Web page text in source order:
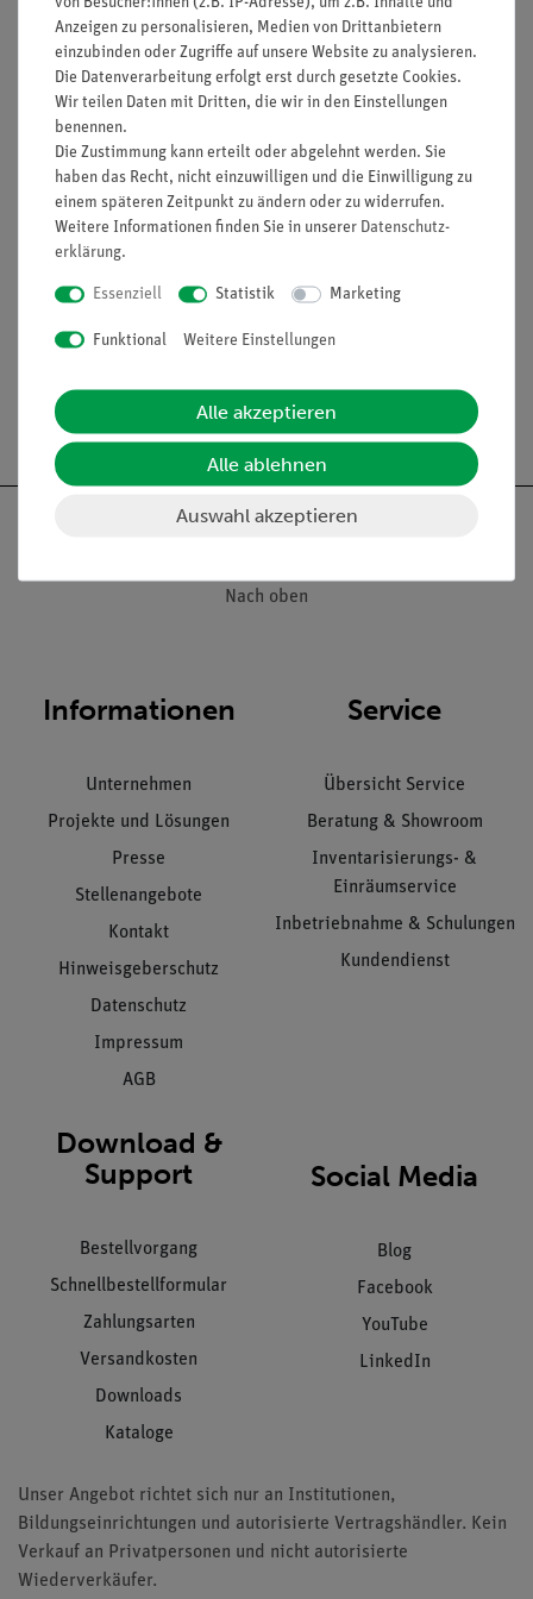
Gefährdungsbeurteilung für Schüler und Lehrer
erhältlich
Einfaches Lehren und effizientes Lernen beim Einsatz
der verfügbaren interaktiven Experimentier-Literatur
Lieferumfang
Versandkostenfrei ab 300,- €
Nach oben
Informationen
Unternehmen
Projekte und Lösungen
Presse
Stellenangebote
Kontakt
Hinweisgeberschutz
Datenschutz
Impressum
AGB
Service
Übersicht Service
Beratung & Showroom
Inventarisierungs- &
Einräumservice
Inbetriebnahme & Schulungen
Kundendienst
Download &
Support
Bestellvorgang
Schnellbestellformular
Zahlungsarten
Versandkosten
Downloads
Kataloge
Social Media
Blog
Facebook
YouTube
LinkedIn
Unser Angebot richtet sich nur an Institutionen,
Bildungseinrichtungen und autorisierte Vertragshändler. Kein
Verkauf an Privatpersonen und nicht autorisierte
Wiederverkäufer.
Anzeigen zu personalisieren, Medien von Drittanbietern
einzubinden oder Zugriffe auf unsere Website zu analysieren.
Die Datenverarbeitung erfolgt erst durch gesetzte Cookies.
Wir teilen Daten mit Dritten, die wir in den Einstellungen
benennen.
Die Zustimmung kann erteilt oder abgelehnt werden. Sie
haben das Recht, nicht einzuwilligen und die Einwilligung zu
einem späteren Zeitpunkt zu ändern oder zu widerrufen.
Weitere Informationen finden Sie in unserer Daten­schutz­
erklärung.
Essenziell Statistik Marketing
Funktional Weitere Einstellungen
Alle akzeptieren
Alle ablehnen
Auswahl akzeptieren